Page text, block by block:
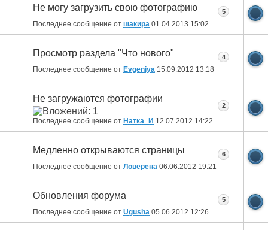
Не могу загрузить свою фотографию
Последнее сообщение от шакира 01.04.2013 15:02
5
Просмотр раздела "Что нового"
Последнее сообщение от Evgeniya 15.09.2012 13:18
4
Не загружаются фотографии
Последнее сообщение от Натка_И 12.07.2012 14:22
2
Медленно открываются страницы
Последнее сообщение от Ловерена 06.06.2012 19:21
6
Обновления форума
Последнее сообщение от Ugusha 05.06.2012 12:26
5